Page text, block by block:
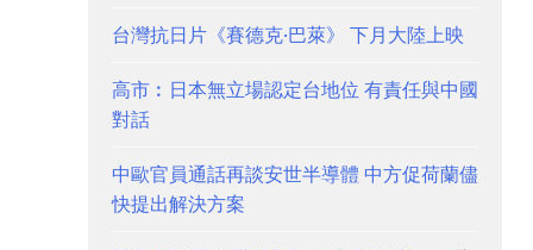
台灣抗日片《賽德克·巴萊》 下月大陸上映
高市︰日本無立場認定台地位 有責任與中國
對話
中歐官員通話再談安世半導體 中方促荷蘭儘
快提出解決方案